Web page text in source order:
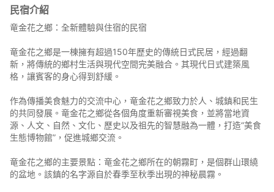
民宿介紹
竜金花之鄉：全新體驗與住宿的民宿
竜金花之鄉是一棟擁有超過150年歷史的傳統日式民居，經過翻
新，將傳統的鄉村生活與現代空間完美融合。其現代日式建築風
格，讓賓客的身心得到舒緩。
作為傳播美食魅力的交流中心，竜金花之鄉致力於人、城鎮和民生
的共同發展。竜金花之鄉從各個角度重新審視美食，並將當地資
源、人文、自然、文化、歷史以及祖先的智慧融為一體，打造“美食
生態博物館”，促進城鄉交流。
竜金花之鄉的主要景點：竜金花之鄉所在的朝霧町，是個群山環繞
的盆地。該鎮的名字源自於春季至秋季出現的神秘晨霧。